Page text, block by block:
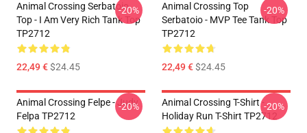
Animal Crossing Serbatoio
Top - I Am Very Rich Tank Top
TP2712
22,49 €$24.45
-20%
Animal Crossing Top
Serbatoio - MVP Tee Tank Top
TP2712
22,49 €$24.45
-20%
Animal Crossing Felpe - Judy
Felpa TP2712
-20%
Animal Crossing T-Shirt -
Holiday Run T-Shirt TP2712
-20%